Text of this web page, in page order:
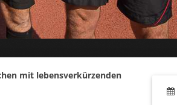
mit lebensverkürzenden